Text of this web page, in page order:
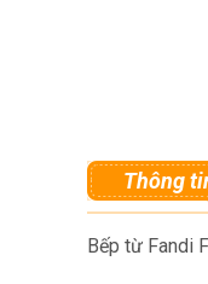
Thông
Bếp từ Fandi